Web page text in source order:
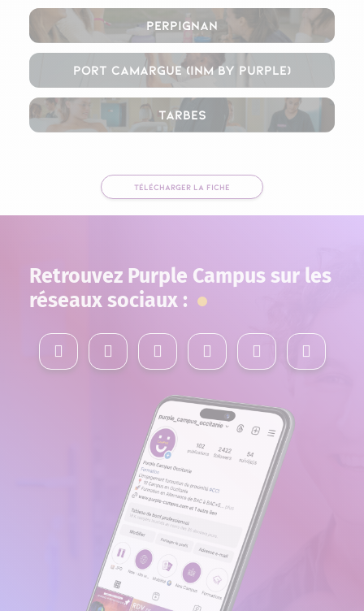
Perpignan
Port Camargue (INM By Purple)
Tarbes
TÉLÉCHARGER LA FICHE
Retrouvez Purple Campus sur les
réseaux sociaux :